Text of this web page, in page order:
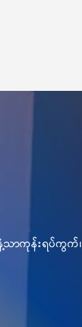
သာကုန်းရပ်ကွက်၊